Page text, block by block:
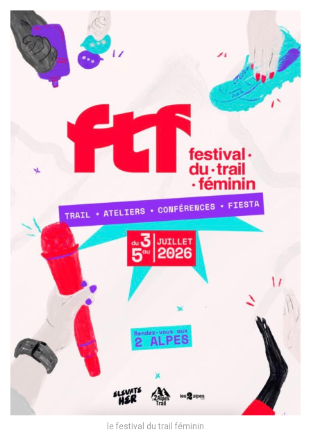
le festival du trail féminin